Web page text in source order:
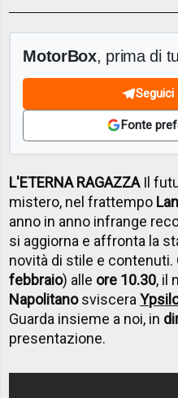
MotorBox, prima di
Seguici
Fonte
L'ETERNA RAGAZZAIl
mistero, nel frattempo
anno in anno infrange
si aggiorna e affronta la
novità di stile e contenuti.
febbraio) alle ore 10.30, il
Napolitanosviscera
Guarda insieme a noi, in
presentazione.